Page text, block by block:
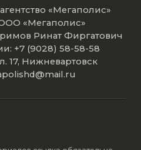
«Мегаполис»
«Мегаполис»
Ринат Фиргатович
+7 (9028) 58-58-58
17, Нижневартовск